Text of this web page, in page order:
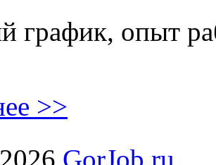
график, опыт
>>
GorJob.ru